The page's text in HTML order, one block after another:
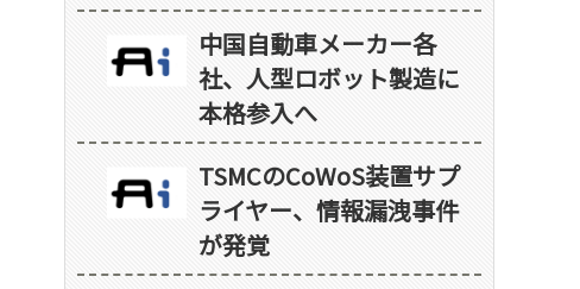
中国自動車メーカー各
社、人型ロボット製造に
本格参入へ
TSMCのCoWoS装置サプ
ライヤー、情報漏洩事件
が発覚